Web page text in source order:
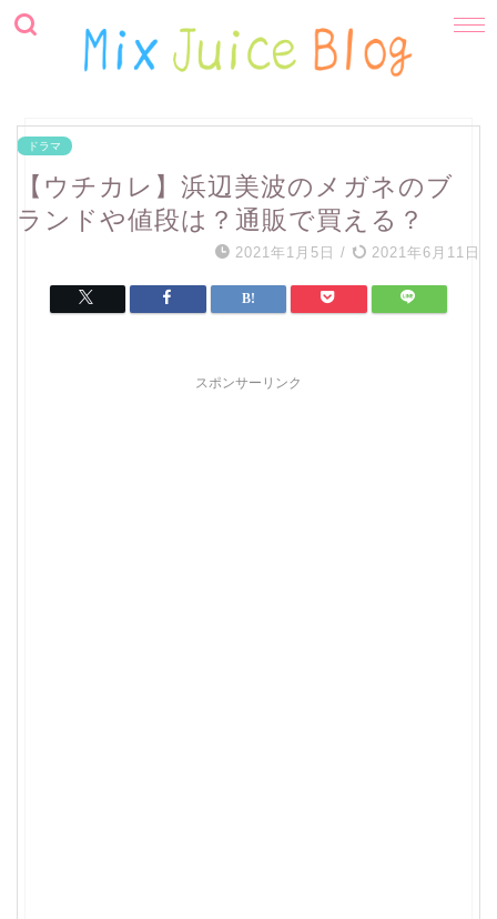
ドラマ
【ウチカレ】浜辺美波のメガネのブ
ランドや値段は？通販で買える？
2021年1月5日 / 2021年6月11日
スポンサーリンク